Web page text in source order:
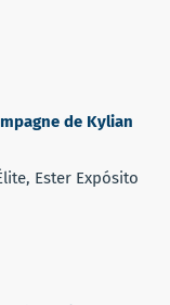
de Kylian
Ester Expósito